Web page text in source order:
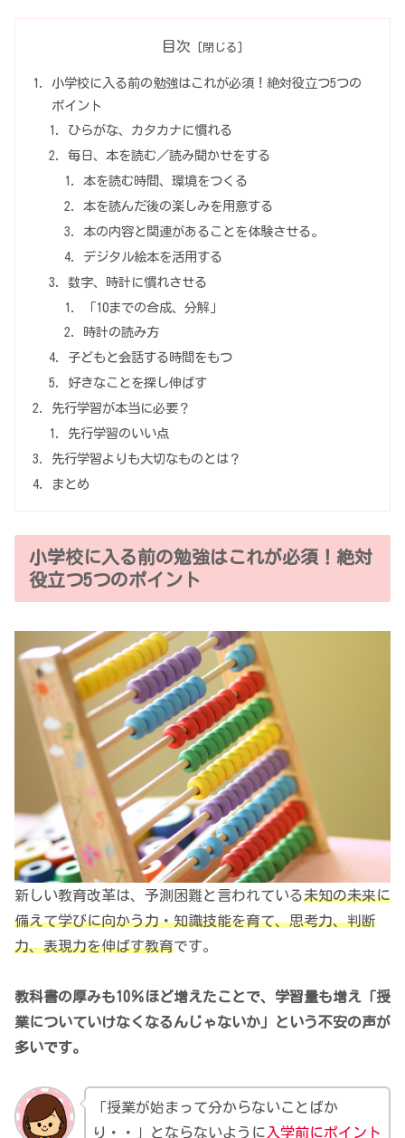
目次
小学校に入る前の勉強はこれが必須！絶対役立つ5つの
ポイント
ひらがな、カタカナに慣れる
毎日、本を読む／読み聞かせをする
本を読む時間、環境をつくる
本を読んだ後の楽しみを用意する
本の内容と関連があることを体験させる。
デジタル絵本を活用する
数字、時計に慣れさせる
「10までの合成、分解」
時計の読み方
子どもと会話する時間をもつ
好きなことを探し伸ばす
先行学習が本当に必要？
先行学習のいい点
先行学習よりも大切なものとは？
まとめ
小学校に入る前の勉強はこれが必須！絶対
役立つ5つのポイント
新しい教育改革は、予測困難と言われている未知の未来に
備えて学びに向かう力・知識技能を育て、思考力、判断
力、表現力を伸ばす教育です。
教科書の厚みも10％ほど増えたことで、学習量も増え「授
業についていけなくなるんじゃないか」という不安の声が
多いです。
「授業が始まって分からないことばか
り・・」とならないように入学前にポイント